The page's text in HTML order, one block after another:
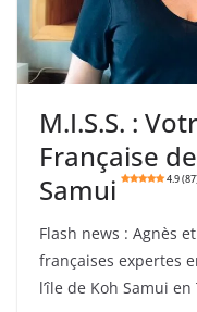
M.I.S.S. :
Française
Samui
4.9
Flash news : Agnès
françaises expertes
l’île de Koh Samui